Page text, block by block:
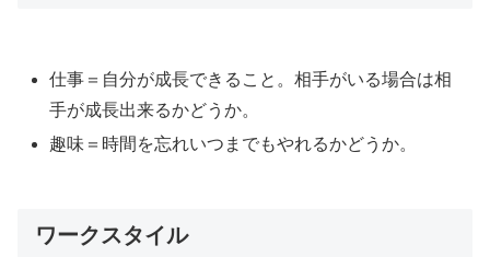
仕事＝自分が成長できること。相手がいる場合は相
手が成長出来るかどうか。
趣味＝時間を忘れいつまでもやれるかどうか。
ワークスタイル